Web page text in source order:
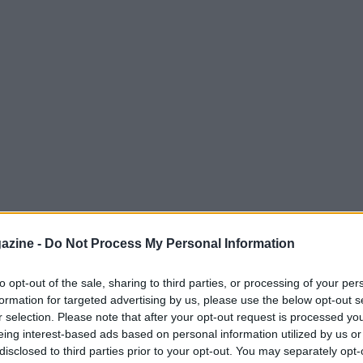
- Do Not Process My Personal Information
opt-out of the sale, sharing to third parties, or processing of your
for targeted advertising by us, please use the below opt-out
selection. Please note that after your opt-out request is processed
interest-based ads based on personal information utilized by us
to third parties prior to your opt-out. You may separately
della partita di coppa contro l’Inter
l’Atalanta: “Non ho dormito perché ho
mio lavoro sia molto importante la
Dormo poco dopo le partite, sia dopo
credo che saper dire le cose giuste alla